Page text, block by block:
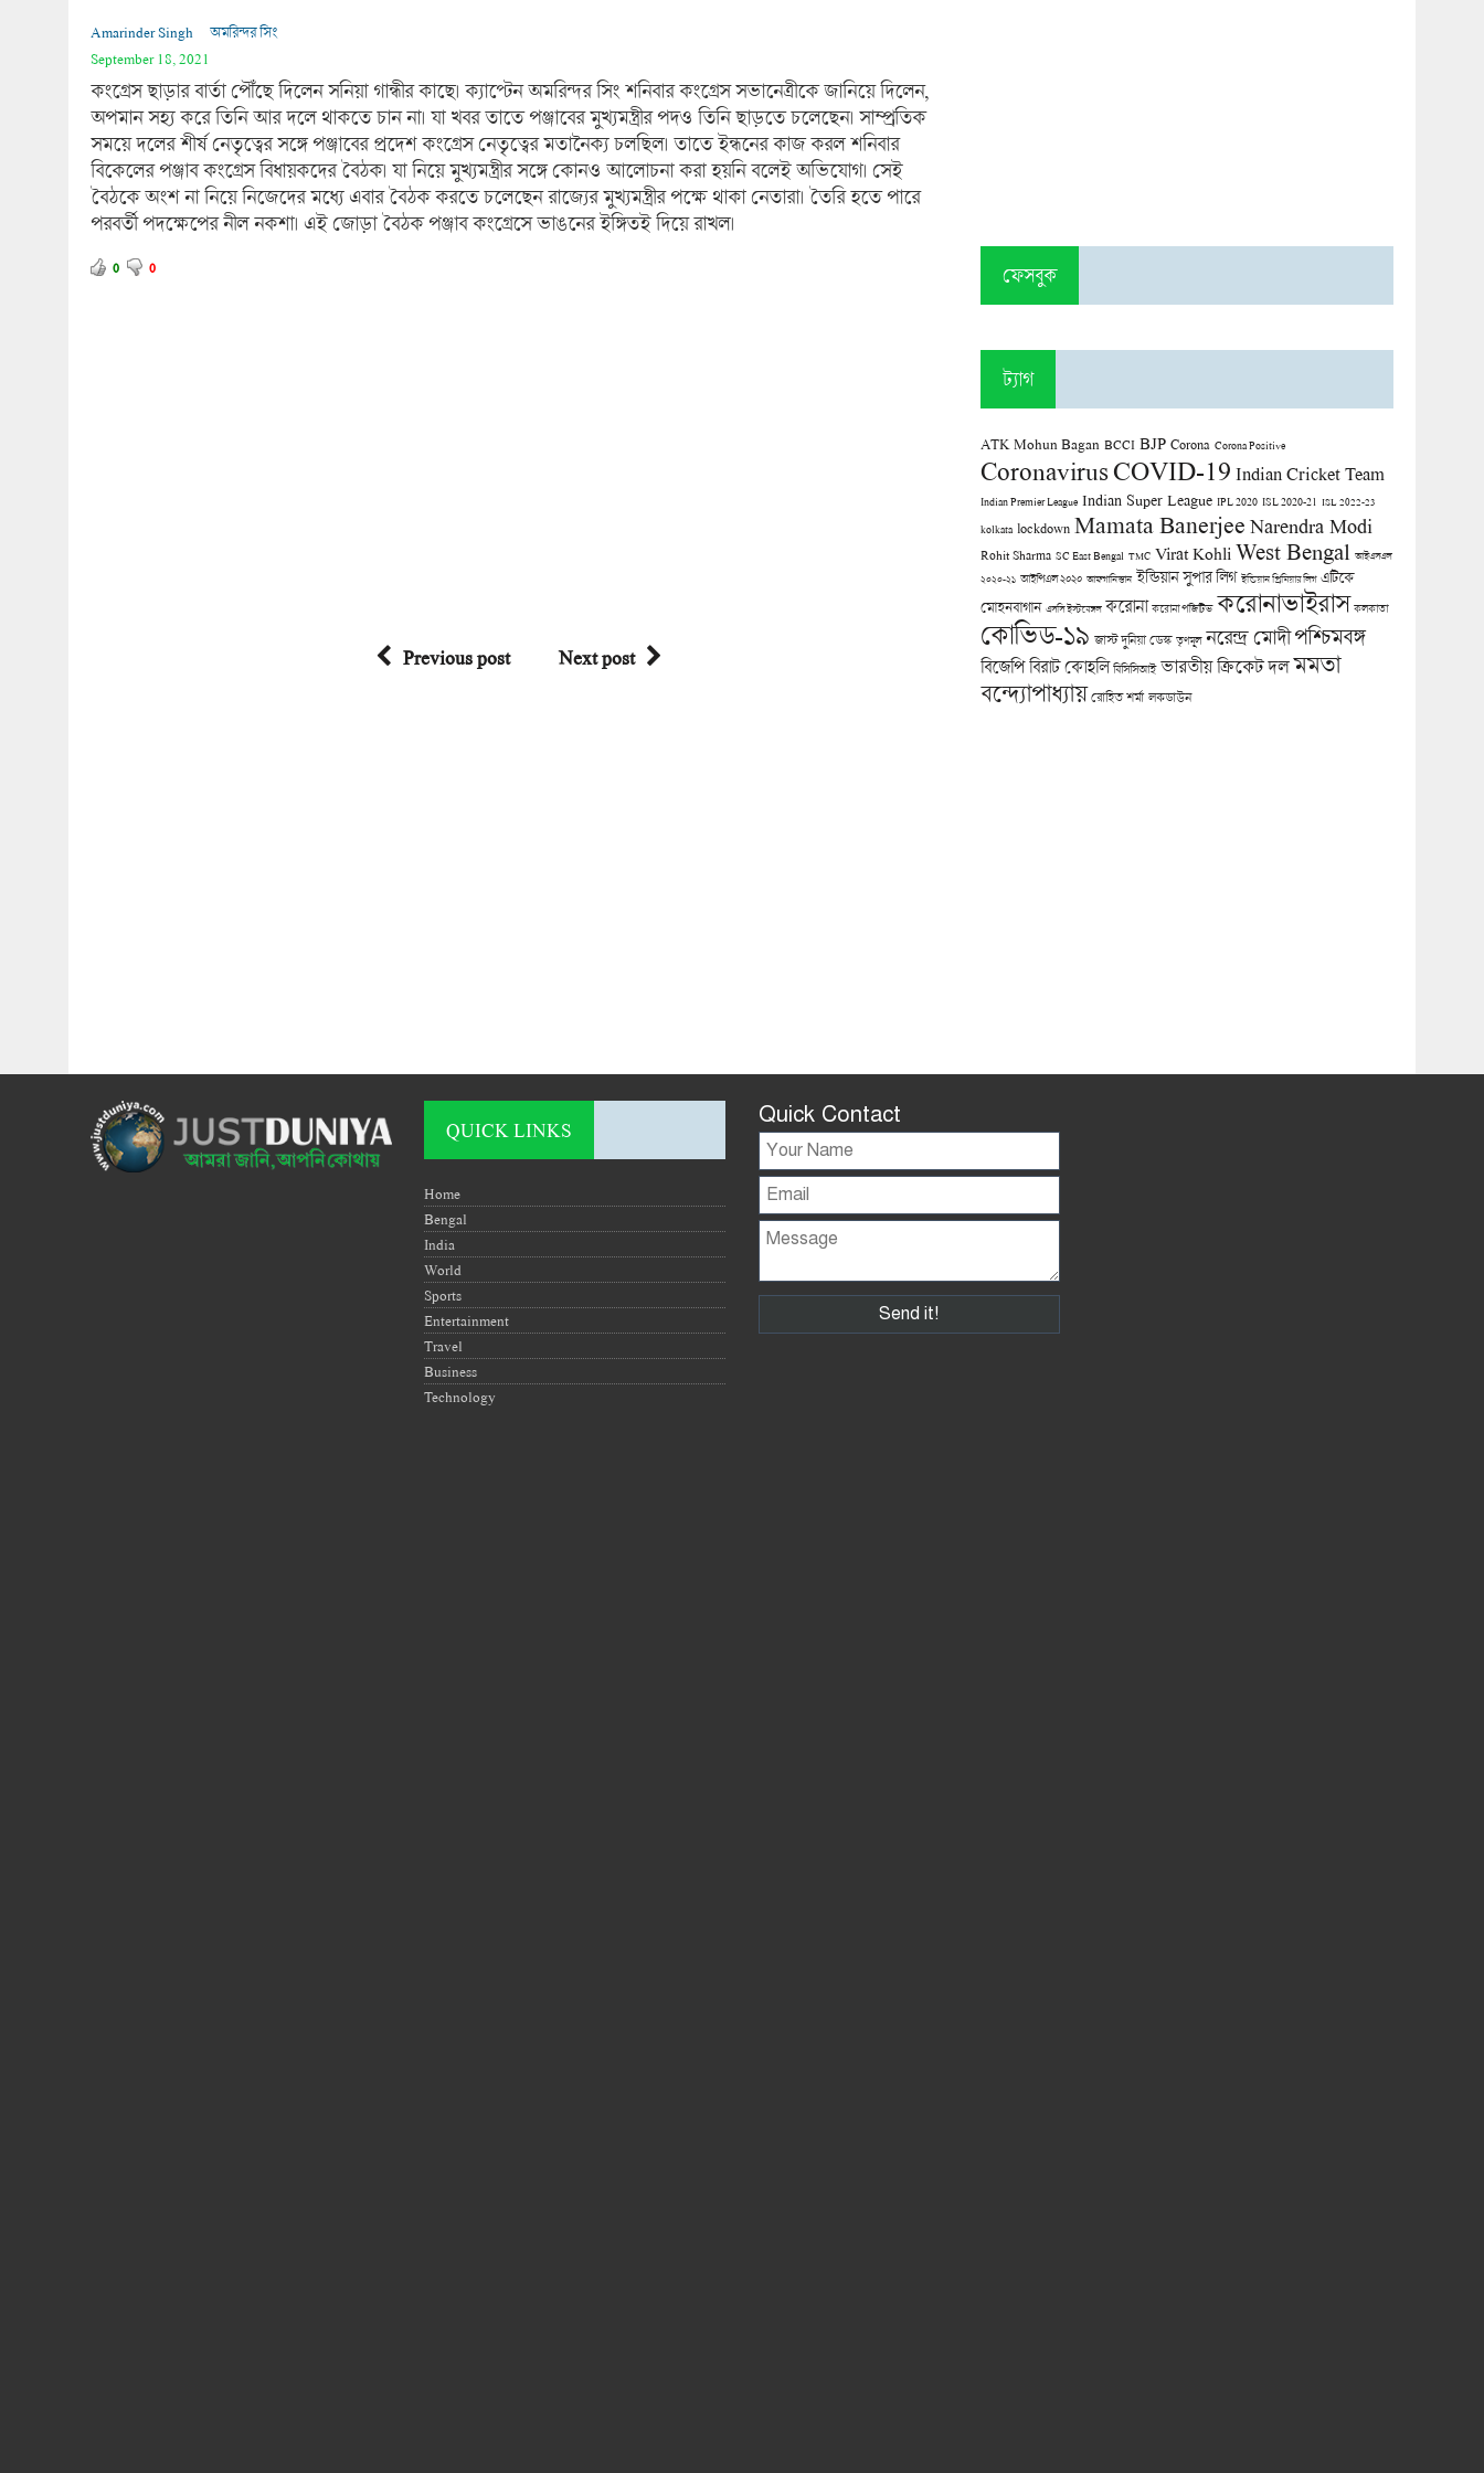
Amarinder Singh
অমরিন্দর সিং
September 18, 2021
কংগ্রেস ছাড়ার বার্তা পৌঁছে দিলেন সনিয়া গান্ধীর কাছে। ক্যাপ্টেন অমরিন্দর সিং শনিবার কংগ্রেস সভানেত্রীকে জানিয়ে দিলেন,
অপমান সহ্য করে তি‌নি আর দলে থাকতে চান না। যা খবর তাতে পঞ্জাবের মুখ্যমন্ত্রীর পদও তিনি ছাড়তে চলেছেন। সাম্প্রতিক
সময়ে দলের শীর্ষ নেতৃত্বের সঙ্গে পঞ্জাবের প্রদেশ কংগ্রেস নেতৃত্বের মতানৈক্য চলছিল। তাতে ইন্ধনের কাজ করল শনিবার
বিকেলের পঞ্জাব কংগ্রেস বিধায়কদের বৈঠক। যা নিয়ে মুখ্যমন্ত্রীর সঙ্গে কোনও আলোচনা করা হয়নি বলেই অভিযোগ। সেই
বৈঠকে অংশ না নিয়ে নিজেদের মধ্যে এবার বৈঠক করতে চলেছেন রাজ্যের মুখ্যমন্ত্রীর পক্ষে থাকা নেতারা। তৈরি হতে পারে
পরবর্তী পদক্ষেপের নীল নকশা। এই জোড়া বৈঠক পঞ্জাব কংগ্রেসে ভাঙনের ইঙ্গিতই দিয়ে রাখল।
0 0
Previous post Next post
ফেসবুক
ট্যাগ
ATK Mohun Bagan BCCI BJP Corona Corona Positive
CoronavirusCOVID-19 Indian Cricket Team
Indian Premier League Indian Super League IPL 2020 ISL 2020-21 ISL 2022-23
kolkata lockdown Mamata Banerjee Narendra Modi
Rohit Sharma SC East Bengal TMC Virat Kohli West Bengal আইএসএল
২০২০-২১ আইপিএল ২০২০ আফগানিস্তান ইন্ডিয়ান সুপার লিগ ইন্ডিয়ান প্রিমিয়ার লিগ এটিকে
মোহনবাগান এসসি ইস্টবেঙ্গল করোনা করোনা পজিটিভ করোনাভাইরাস কলকাতা
কোভিড-১৯ জাস্ট দুনিয়া ডেস্ক তৃণমূল নরেন্দ্র মোদী পশ্চিমবঙ্গ
বিজেপি বিরাট কোহলি বিসিসিআই ভারতীয় ক্রিকেট দল মমতা
বন্দ্যোপাধ্যায় রোহিত শর্মা লকডাউন
QUICK LINKS
Home
Bengal
India
World
Sports
Entertainment
Travel
Business
Technology
Quick Contact